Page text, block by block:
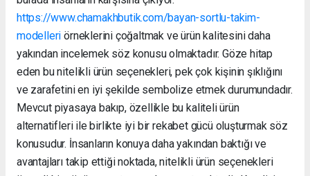
https://www.chamakhbutik.com/bayan-sortlu-takim-
modelleri örneklerini çoğaltmak ve ürün kalitesini daha
yakından incelemek söz konusu olmaktadır. Göze hitap
eden bu nitelikli ürün seçenekleri, pek çok kişinin şıklığını
ve zarafetini en iyi şekilde sembolize etmek durumundadır.
Mevcut piyasaya bakıp, özellikle bu kaliteli ürün
alternatifleri ile birlikte iyi bir rekabet gücü oluşturmak söz
konusudur. İnsanların konuya daha yakından baktığı ve
avantajları takip ettiği noktada, nitelikli ürün seçenekleri